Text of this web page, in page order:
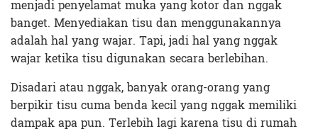
menjadi penyelamat muka yang kotor dan nggak
banget. Menyediakan tisu dan menggunakannya
adalah hal yang wajar. Tapi, jadi hal yang nggak
wajar ketika tisu digunakan secara berlebihan.
Disadari atau nggak, banyak orang-orang yang
berpikir tisu cuma benda kecil yang nggak memiliki
dampak apa pun. Terlebih lagi karena tisu di rumah